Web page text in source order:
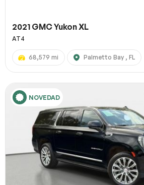
2021 GMC Yukon XL
AT4
68,579 mi Palmetto Bay , FL
NOVEDAD